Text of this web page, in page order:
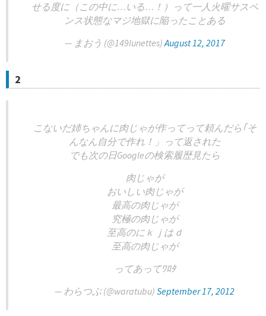
せる度に（この中に…いる…！）って一人火曜サスペ
ンス状態なマジ地獄に陥ったことある
— まおう (@149lunettes)August 12, 2017
2
こないだ姉ちゃんに肉じゃが作ってって頼んだら｢そ
んなん自分で作れ！」って返された
でも次の日Googleの検索履歴見たら
肉じゃが
おいしい肉じゃが
最高の肉じゃが
究極の肉じゃが
至高のにｋｊはｄ
至高の肉じゃが
ってあってﾜﾛﾀ
— わらつぶ (@waratubu) September 17, 2012